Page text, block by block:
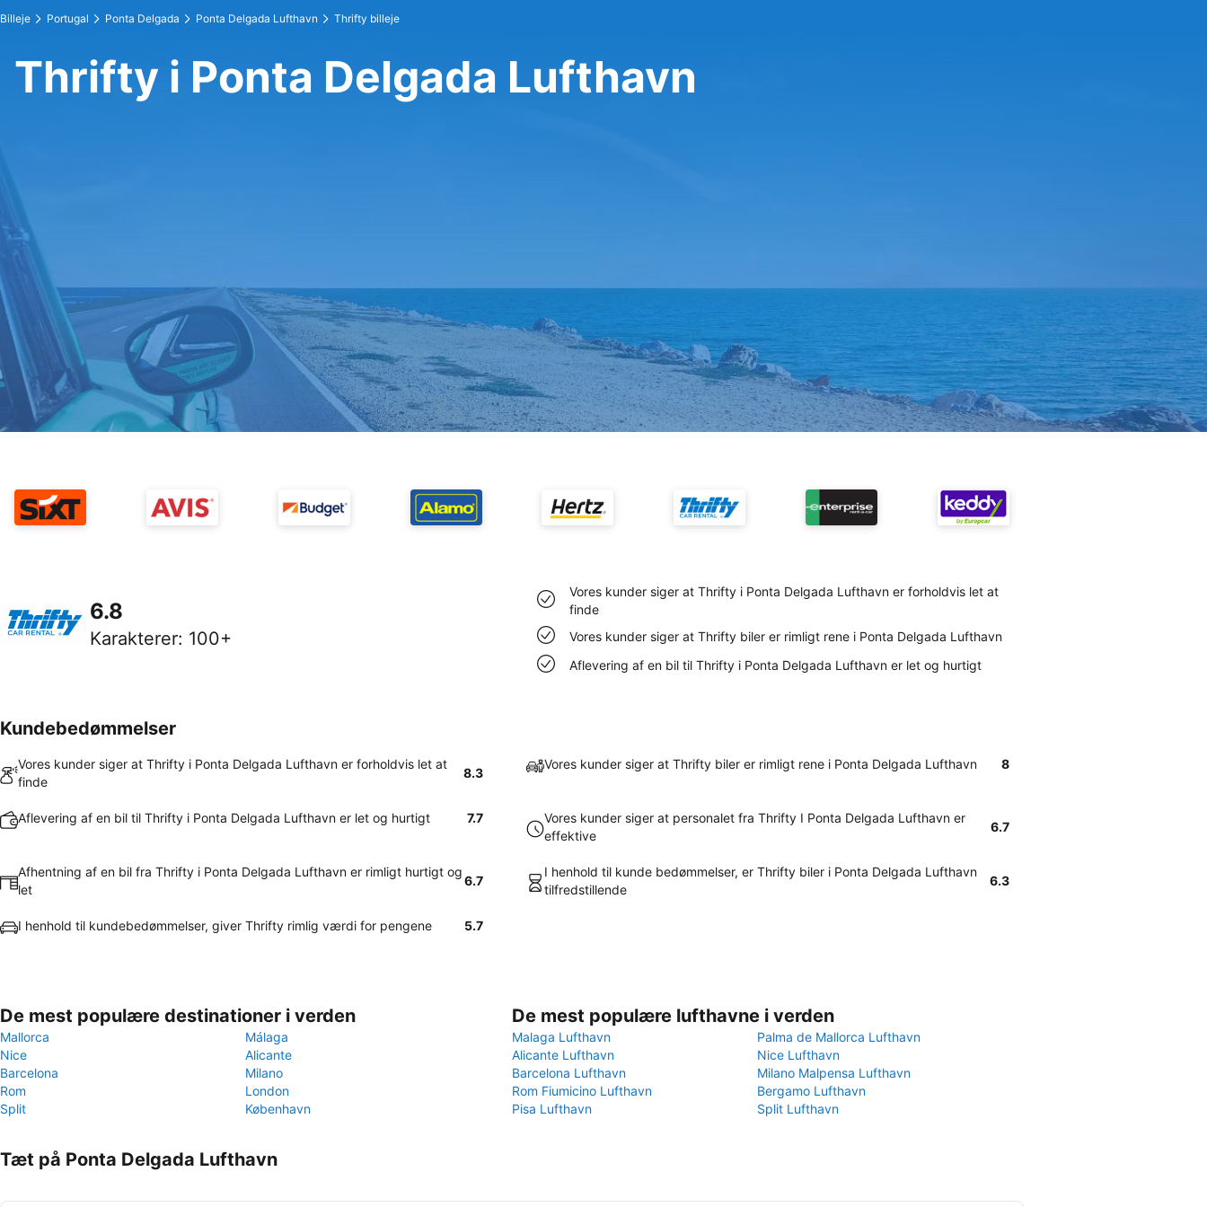
Billeje Portugal Ponta Delgada Ponta Delgada Lufthavn Thrifty billeje
Thrifty i Ponta Delgada Lufthavn
6.8
Karakterer: 100+
Vores kunder siger at Thrifty i Ponta Delgada Lufthavn er forholdvis let at
finde
Vores kunder siger at Thrifty biler er rimligt rene i Ponta Delgada Lufthavn
Aflevering af en bil til Thrifty i Ponta Delgada Lufthavn er let og hurtigt
Kundebedømmelser
Vores kunder siger at Thrifty i Ponta Delgada Lufthavn er forholdvis let at
finde
8.3
Vores kunder siger at Thrifty biler er rimligt rene i Ponta Delgada Lufthavn 8
Aflevering af en bil til Thrifty i Ponta Delgada Lufthavn er let og hurtigt 7.7
Vores kunder siger at personalet fra Thrifty I Ponta Delgada Lufthavn er
effektive
6.7
Afhentning af en bil fra Thrifty i Ponta Delgada Lufthavn er rimligt hurtigt og
let
6.7
I henhold til kunde bedømmelser, er Thrifty biler i Ponta Delgada Lufthavn
tilfredstillende
6.3
I henhold til kundebedømmelser, giver Thrifty rimlig værdi for pengene 5.7
De mest populære destinationer i verden
Mallorca
Málaga
Nice
Alicante
Barcelona
Milano
Rom
London
Split
København
De mest populære lufthavne i verden
Malaga Lufthavn
Palma de Mallorca Lufthavn
Alicante Lufthavn
Nice Lufthavn
Barcelona Lufthavn
Milano Malpensa Lufthavn
Rom Fiumicino Lufthavn
Bergamo Lufthavn
Pisa Lufthavn
Split Lufthavn
Tæt på Ponta Delgada Lufthavn